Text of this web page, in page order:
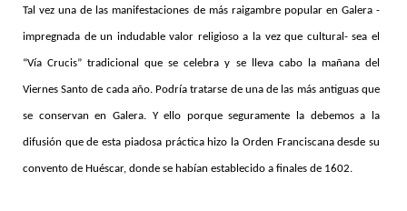
Tal vez una de las manifestaciones de más raigambre popular en Galera -
impregnada de un indudable valor religioso a la vez que cultural- sea el
“Vía Crucis” tradicional que se celebra y se lleva cabo la mañana del
Viernes Santo de cada año. Podría tratarse de una de las más antiguas que
se conservan en Galera. Y ello porque seguramente la debemos a la
difusión que de esta piadosa práctica hizo la Orden Franciscana desde su
convento de Huéscar, donde se habían establecido a finales de 1602.